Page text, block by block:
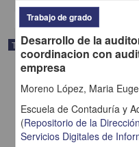
Trabajo de grado
Trabajo de grado
Desarrollo de la
coordinacion con
empresa
Moreno López, Maria
Escuela de Contaduría y
(Repositorio de la
Servicios Digitales de